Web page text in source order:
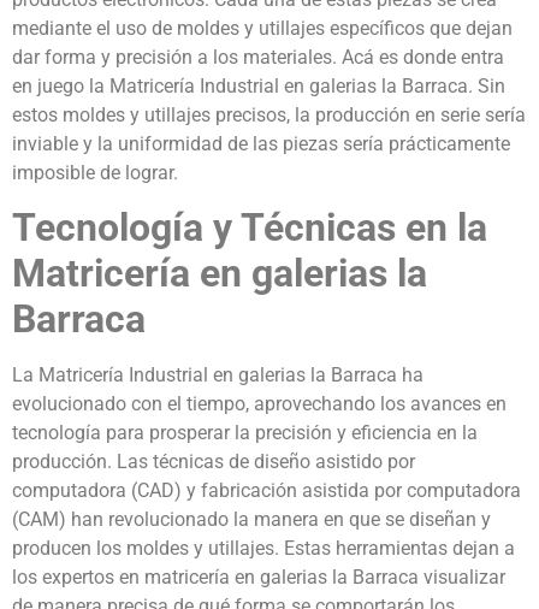
mediante el uso de moldes y utillajes específicos que dejan
dar forma y precisión a los materiales. Acá es donde entra
en juego la Matricería Industrial en galerias la Barraca. Sin
estos moldes y utillajes precisos, la producción en serie sería
inviable y la uniformidad de las piezas sería prácticamente
imposible de lograr.
Tecnología y Técnicas en la
Matricería en galerias la
Barraca
La Matricería Industrial en galerias la Barraca ha
evolucionado con el tiempo, aprovechando los avances en
tecnología para prosperar la precisión y eficiencia en la
producción. Las técnicas de diseño asistido por
computadora (CAD) y fabricación asistida por computadora
(CAM) han revolucionado la manera en que se diseñan y
producen los moldes y utillajes. Estas herramientas dejan a
los expertos en matricería en galerias la Barraca visualizar